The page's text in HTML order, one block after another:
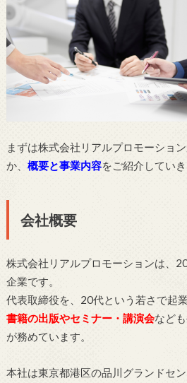
まずは株式会社リアルプロモーショ
か、 概要と事業内容をご紹介していき
会社概要
株式会社リアルプロモーションは、
企業です。
代表取締役を、20代という若さで起
書籍の出版やセミナー・講演会など
が務めています。
本社は東京都港区の品川グランドセ